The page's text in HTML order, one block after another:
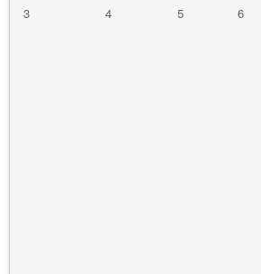
3
4 5 6